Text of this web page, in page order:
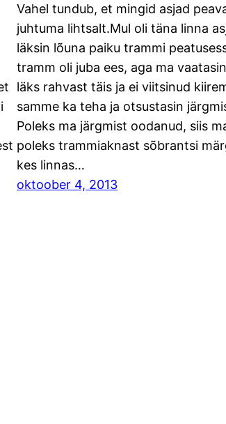
Vahel tundub, et mingid asjad
juhtuma lihtsalt.Mul oli täna linna
läksin lõuna paiku trammi
tramm oli juba ees, aga ma
läks rahvast täis ja ei viitsinud
samme ka teha ja otsustasin
Poleks ma järgmist oodanud, siis
poleks trammiaknast sõbrantsi
kes linnas…
oktoober 4, 2013